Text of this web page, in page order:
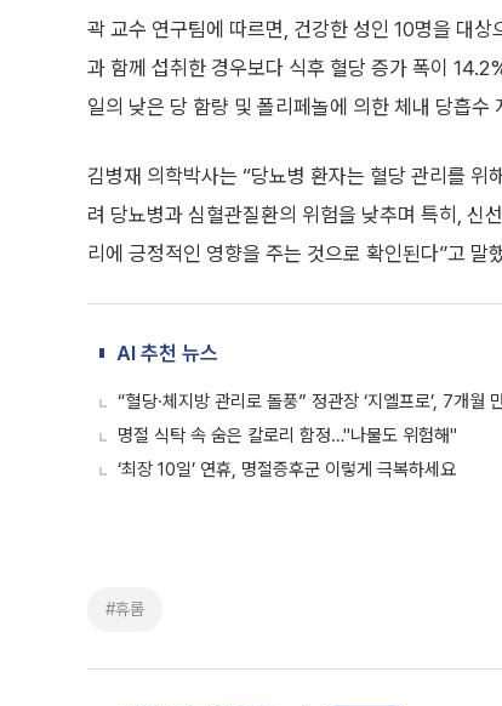
곽 교수 연구팀에 따르면, 건강한 성인 10명을 대
과 함께 섭취한 경우보다 식후 혈당 증가 폭이
일의 낮은 당 함량 및 폴리페놀에 의한 체내 당흡
김병재 의학박사는 “당뇨병 환자는 혈당 관리를 위
려 당뇨병과 심혈관질환의 위험을 낮추며 특히, 신
리에 긍정적인 영향을 주는 것으로 확인된다”고 말
AI 추천 뉴스
“혈당·체지방 관리로 돌풍” 정관장 ‘지엘프로’, 7개월
명절 식탁 속 숨은 칼로리 함정…"나물도 위험해"
‘최장 10일’ 연휴, 명절증후군 이렇게 극복하세요
#휴롬